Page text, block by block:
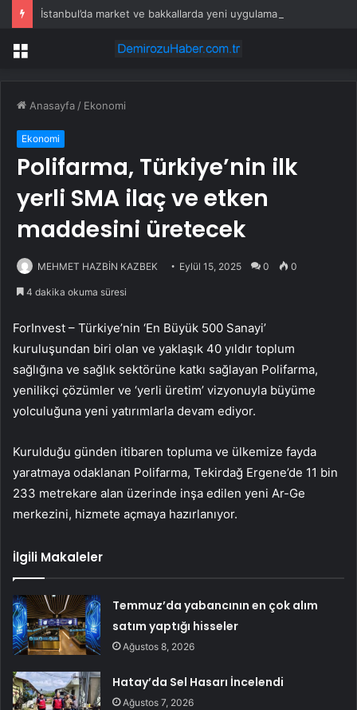
Menü
Anasayfa / Ekonomi
Ekonomi
Polifarma, Türkiye’nin ilk
yerli SMA ilaç ve etken
maddesini üretecek
MEHMET HAZBİN KAZBEK Eylül 15, 2025 0 0
4 dakika okuma süresi
ForInvest – Türkiye’nin ‘En Büyük 500 Sanayi’
kuruluşundan biri olan ve yaklaşık 40 yıldır toplum
sağlığına ve sağlık sektörüne katkı sağlayan Polifarma,
yenilikçi çözümler ve ‘yerli üretim’ vizyonuyla büyüme
yolculuğuna yeni yatırımlarla devam ediyor.
Kurulduğu günden itibaren topluma ve ülkemize fayda
yaratmaya odaklanan Polifarma, Tekirdağ Ergene’de 11 bin
233 metrekare alan üzerinde inşa edilen yeni Ar-Ge
merkezini, hizmete açmaya hazırlanıyor.
İlgili Makaleler
Temmuz’da yabancının en çok alım
satım yaptığı hisseler
Ağustos 8, 2026
Hatay’da Sel Hasarı İncelendi
Ağustos 7, 2026